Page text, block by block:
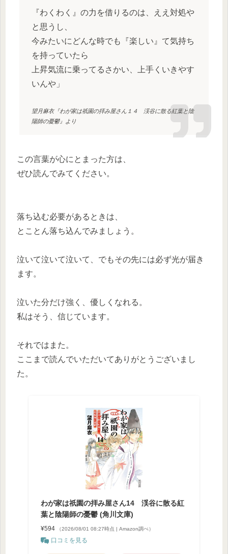
『わくわく』の力を借りるのは、ええ対処や
と思うし、
今みたいにどんな時でも『楽しい』て気持ち
を持っていたら
上昇気流に乗ってるさかい、上手くいきやす
いんや」
望月麻衣『わが家は祇園の拝み屋さん１４ 渓谷に散る紅葉と陰
陽師の憂鬱』より
この言葉が心にとまった方は、
ぜひ読んでみてください。
落ち込む必要があるときは、
とことん落ち込んでみましょう。
泣いて泣いて泣いて、でもその先には必ず光が届き
ます。
泣いた分だけ強く、優しくなれる。
私はそう、信じています。
それではまた。
ここまで読んでいただいてありがとうございまし
た。
わが家は祇園の拝み屋さん14 渓谷に散る紅
葉と陰陽師の憂鬱 (角川文庫)
¥594 （2026/08/01 08:27時点 | Amazon調べ）
口コミを見る